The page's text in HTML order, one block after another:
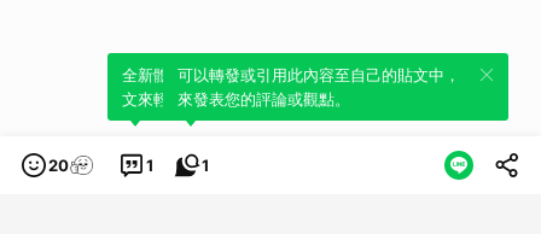
20 1
全新體驗！一鍵引用此內容，透過發布貼
文來輕鬆表達個人立場。
1
可以轉發或引用此內容至自己的貼文中，
來發表您的評論或觀點。